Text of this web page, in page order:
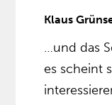
Klaus
…und das
es scheint